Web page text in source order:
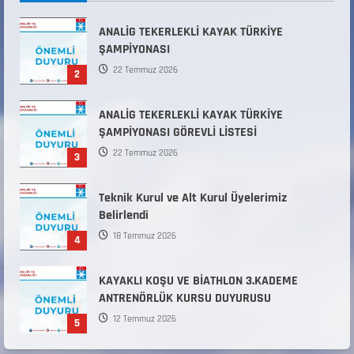
2
ANALİG TEKERLEKLİ KAYAK TÜRKİYE
ŞAMPİYONASI
22 Temmuz 2026
3
ANALİG TEKERLEKLİ KAYAK TÜRKİYE
ŞAMPİYONASI GÖREVLİ LİSTESİ
22 Temmuz 2026
4
Teknik Kurul ve Alt Kurul Üyelerimiz
Belirlendi
18 Temmuz 2026
5
KAYAKLI KOŞU VE BİATHLON 3.KADEME
ANTRENÖRLÜK KURSU DUYURUSU
12 Temmuz 2026